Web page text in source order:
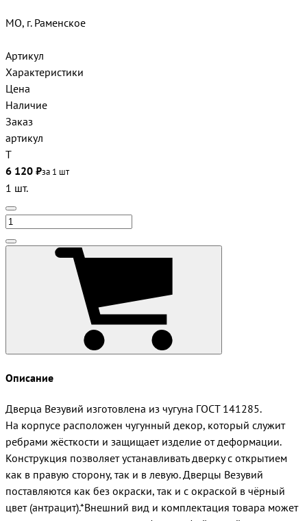
МО, г. Раменское
Артикул
Характеристики
Цена
Наличие
Заказ
артикул
Т
6 120 ₽за 1 шт
1 шт.
Описание
Дверца Везувий изготовлена из чугуна ГОСТ 141285.
На корпусе расположен чугунный декор, который служит
ребрами жёсткости и защищает изделие от деформации.
Конструкция позволяет устанавливать дверку с открытием
как в правую сторону, так и в левую. Дверцы Везувий
поставляются как без окраски, так и с окраской в чёрный
цвет (антрацит).*Внешний вид и комплектация товара может